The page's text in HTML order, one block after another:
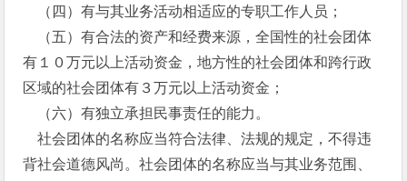
（四）有与其业务活动相适应的专职工作人员；
（五）有合法的资产和经费来源，全国性的社会团体
有１０万元以上活动资金，地方性的社会团体和跨行政
区域的社会团体有３万元以上活动资金；
（六）有独立承担民事责任的能力。
社会团体的名称应当符合法律、法规的规定，不得违
背社会道德风尚。社会团体的名称应当与其业务范围、